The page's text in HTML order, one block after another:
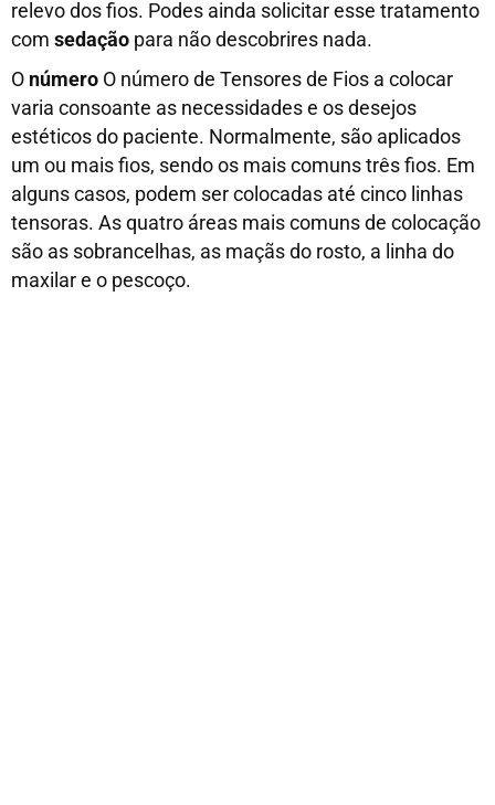
relevo dos fios. Podes ainda solicitar esse tratamento
com sedação para não descobrires nada.
O número O número de Tensores de Fios a colocar
varia consoante as necessidades e os desejos
estéticos do paciente. Normalmente, são aplicados
um ou mais fios, sendo os mais comuns três fios. Em
alguns casos, podem ser colocadas até cinco linhas
tensoras. As quatro áreas mais comuns de colocação
são as sobrancelhas, as maçãs do rosto, a linha do
maxilar e o pescoço.